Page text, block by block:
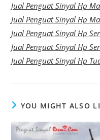
Jual Penguat Sinyal Hp
Jual Penguat Sinyal Hp
Jual Penguat Sinyal Hp
Jual Penguat Sinyal Hp
Jual Penguat Sinyal Hp
YOU MIGHT ALSO